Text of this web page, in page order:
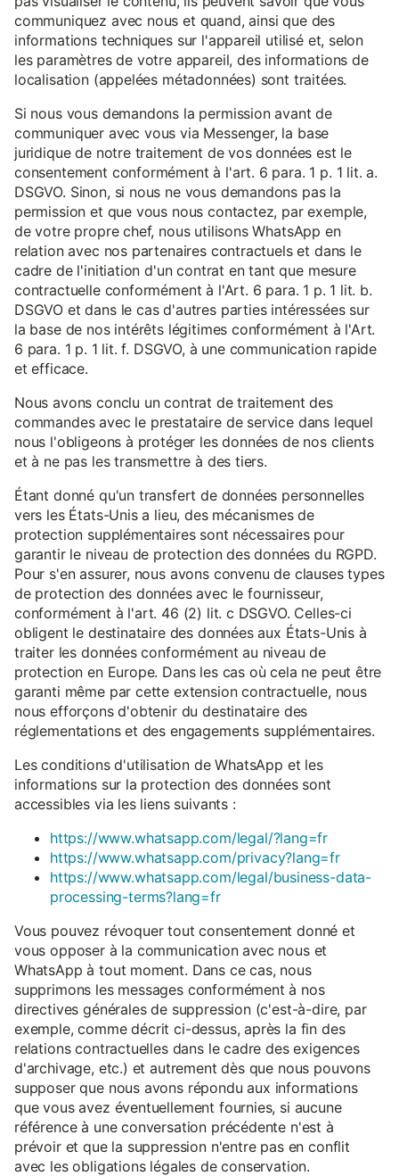
communiquez avec nous et quand, ainsi que des
informations techniques sur l'appareil utilisé et, selon
les paramètres de votre appareil, des informations de
localisation (appelées métadonnées) sont traitées.
Si nous vous demandons la permission avant de
communiquer avec vous via Messenger, la base
juridique de notre traitement de vos données est le
consentement conformément à l'art. 6 para. 1 p. 1 lit. a.
DSGVO. Sinon, si nous ne vous demandons pas la
permission et que vous nous contactez, par exemple,
de votre propre chef, nous utilisons WhatsApp en
relation avec nos partenaires contractuels et dans le
cadre de l'initiation d'un contrat en tant que mesure
contractuelle conformément à l'Art. 6 para. 1 p. 1 lit. b.
DSGVO et dans le cas d'autres parties intéressées sur
la base de nos intérêts légitimes conformément à l'Art.
6 para. 1 p. 1 lit. f. DSGVO, à une communication rapide
et efficace.
Nous avons conclu un contrat de traitement des
commandes avec le prestataire de service dans lequel
nous l'obligeons à protéger les données de nos clients
et à ne pas les transmettre à des tiers.
Étant donné qu'un transfert de données personnelles
vers les États-Unis a lieu, des mécanismes de
protection supplémentaires sont nécessaires pour
garantir le niveau de protection des données du RGPD.
Pour s'en assurer, nous avons convenu de clauses types
de protection des données avec le fournisseur,
conformément à l'art. 46 (2) lit. c DSGVO. Celles-ci
obligent le destinataire des données aux États-Unis à
traiter les données conformément au niveau de
protection en Europe. Dans les cas où cela ne peut être
garanti même par cette extension contractuelle, nous
nous efforçons d'obtenir du destinataire des
réglementations et des engagements supplémentaires.
Les conditions d'utilisation de WhatsApp et les
informations sur la protection des données sont
accessibles via les liens suivants :
https://www.whatsapp.com/legal/?lang=fr
https://www.whatsapp.com/privacy?lang=fr
https://www.whatsapp.com/legal/business-data-
processing-terms?lang=fr
Vous pouvez révoquer tout consentement donné et
vous opposer à la communication avec nous et
WhatsApp à tout moment. Dans ce cas, nous
supprimons les messages conformément à nos
directives générales de suppression (c'est-à-dire, par
exemple, comme décrit ci-dessus, après la fin des
relations contractuelles dans le cadre des exigences
d'archivage, etc.) et autrement dès que nous pouvons
supposer que nous avons répondu aux informations
que vous avez éventuellement fournies, si aucune
référence à une conversation précédente n'est à
prévoir et que la suppression n'entre pas en conflit
avec les obligations légales de conservation.